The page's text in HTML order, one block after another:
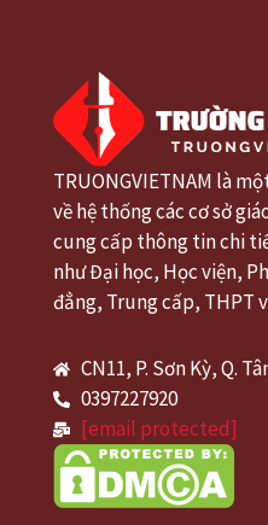
TRUONGVIETNAM là
về hệ thống các cơ sở
cung cấp thông tin chi
như Đại học, Học viện,
đẳng, Trung cấp, THPT
CN11, P. Sơn Kỳ, Q.
0397227920
[email protected]